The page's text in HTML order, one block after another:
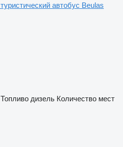
туристический автобус Beulas
Топливо дизель Количество мест